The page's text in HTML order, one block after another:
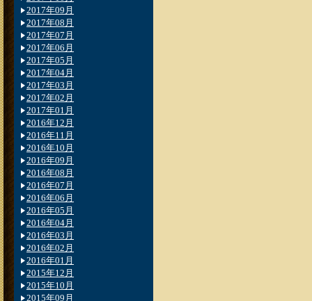
2017年09月
2017年08月
2017年07月
2017年06月
2017年05月
2017年04月
2017年03月
2017年02月
2017年01月
2016年12月
2016年11月
2016年10月
2016年09月
2016年08月
2016年07月
2016年06月
2016年05月
2016年04月
2016年03月
2016年02月
2016年01月
2015年12月
2015年10月
2015年09月